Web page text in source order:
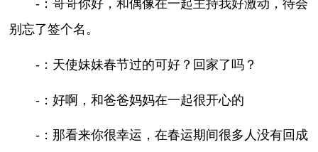
-：哥哥你好，和偶像在一起主持我好激动，待会
别忘了签个名。
-：天使妹妹春节过的可好？回家了吗？
-：好啊，和爸爸妈妈在一起很开心的
-：那看来你很幸运，在春运期间很多人没有回成